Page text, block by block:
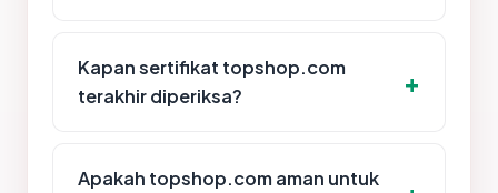
Kapan sertifikat topshop.com
terakhir diperiksa?
Apakah topshop.com aman untuk